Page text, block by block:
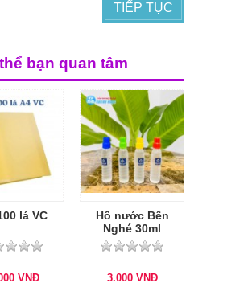
TIẾP TỤC
bạn quan tâm
lá VC
VNĐ
Hồ nước Bến
Nghé 30ml
3.000 VNĐ